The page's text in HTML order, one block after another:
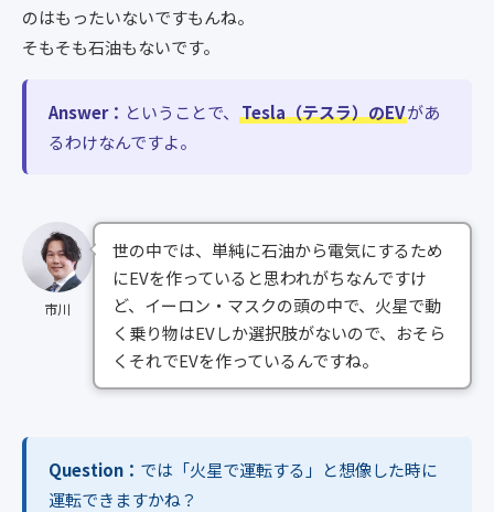
のはもったいないですもんね。
そもそも石油もないです。
Answer： ということで、 Tesla（テスラ）のEVがあ
るわけなんですよ。
市川
世の中では、単純に石油から電気にするため
にEVを作っていると思われがちなんですけ
ど、イーロン・マスクの頭の中で、火星で動
く乗り物はEVしか選択肢がないので、おそら
くそれでEVを作っているんですね。
Question： では「火星で運転する」と想像した時に
運転できますかね？